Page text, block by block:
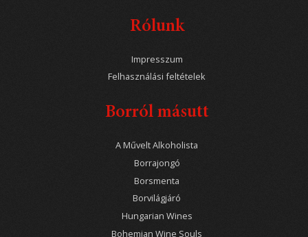
Rólunk
Impresszum
Felhasználási feltételek
Borról másutt
A Művelt Alkoholista
Borrajongó
Borsmenta
Borvilágjáró
Hungarian Wines
Bohemian Wine Souls